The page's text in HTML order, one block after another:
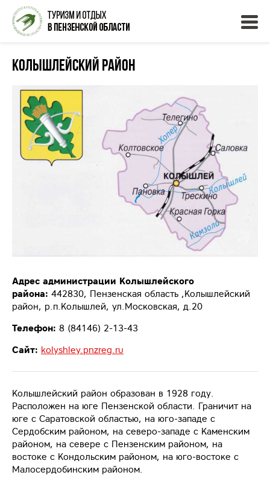
Колышлейский район
Адрес администрации Колышлейского
района: 442830, Пензенская область ,Колышлейский
район, р.п.Колышлей, ул.Московская, д.20
Телефон: 8 (84146) 2-13-43
Сайт: kolyshley.pnzreg.ru
Колышлейский район образован в 1928 году.
Расположен на юге Пензенской области. Граничит на
юге с Саратовской областью, на юго-западе с
Сердобским районом, на северо-западе с Каменским
районом, на севере с Пензенским районом, на
востоке с Кондольским районом, на юго-востоке с
Малосердобинским районом.